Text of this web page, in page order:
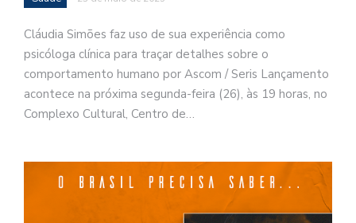
Cláudia Simões faz uso de sua experiência como
psicóloga clínica para traçar detalhes sobre o
comportamento humano por Ascom / Seris Lançamento
acontece na próxima segunda-feira (26), às 19 horas, no
Complexo Cultural, Centro de…